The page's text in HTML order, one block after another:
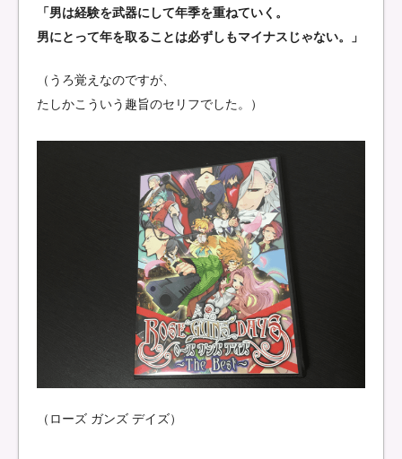
「男は経験を武器にして年季を重ねていく。
男にとって年を取ることは必ずしもマイナスじゃない。」
（うろ覚えなのですが、
たしかこういう趣旨のセリフでした。）
（ローズ ガンズ デイズ）